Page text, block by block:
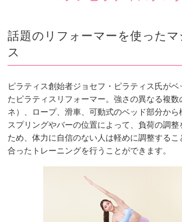
話題のリフォーマーを使ったマ
ス
ピラティス創始者ジョセフ・ピラティス氏がベ
たピラティスリフォーマー。強さの異なる複
ネ）、ロープ、滑車、可動式のベッド部分から
スプリングやバーの位置によって、負荷の調整
ため、体力に自信のない人は軽めに調整するこ
合ったトレーニングを行うことができます。